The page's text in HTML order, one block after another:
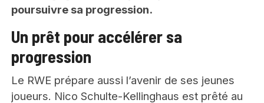
poursuivre sa progression.
Un prêt pour accélérer sa
progression
Le RWE prépare aussi l’avenir de ses jeunes
joueurs. Nico Schulte-Kellinghaus est prêté au